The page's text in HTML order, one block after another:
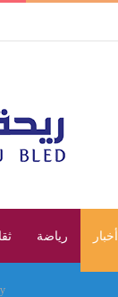
أخبار رياضة